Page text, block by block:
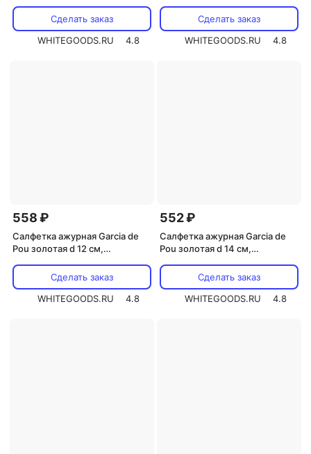
Сделать заказ
WHITEGOODS.RU
4.8
Сделать заказ
WHITEGOODS.RU
4.8
558 ₽
Салфетка ажурная Garcia de
Pou золотая d 12 см,
целлюлоза, 100 шт
Сделать заказ
WHITEGOODS.RU
4.8
552 ₽
Салфетка ажурная Garcia de
Pou золотая d 14 см,
целлюлоза, 100 шт
Сделать заказ
WHITEGOODS.RU
4.8